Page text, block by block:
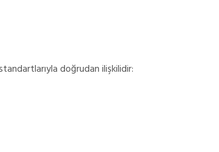
doğrudan ilişkilidir: